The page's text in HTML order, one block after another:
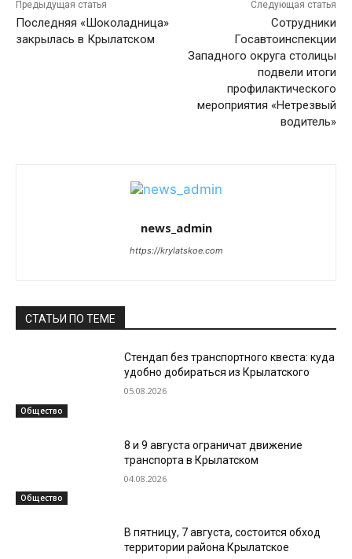
Предыдущая статья
Последняя «Шоколадница»
закрылась в Крылатском
Следующая статья
Сотрудники
Госавтоинспекции
Западного округа столицы
подвели итоги
профилактического
мероприятия «Нетрезвый
водитель»
news_admin
https://krylatskoe.com
СТАТЬИ ПО ТЕМЕ
Общество
Стендап без транспортного квеста: куда
удобно добираться из Крылатского
05.08.2026
Общество
8 и 9 августа ограничат движение
транспорта в Крылатском
04.08.2026
В пятницу, 7 августа, состоится обход
территории района Крылатское